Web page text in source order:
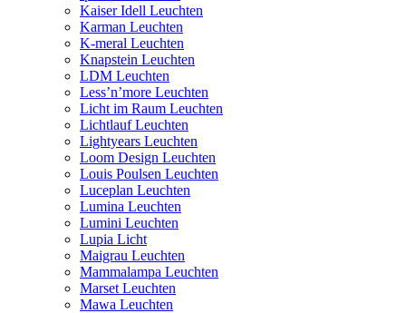
Kaiser Idell Leuchten
Karman Leuchten
K-meral Leuchten
Knapstein Leuchten
LDM Leuchten
Less’n’more Leuchten
Licht im Raum Leuchten
Lichtlauf Leuchten
Lightyears Leuchten
Loom Design Leuchten
Louis Poulsen Leuchten
Luceplan Leuchten
Lumina Leuchten
Lumini Leuchten
Lupia Licht
Maigrau Leuchten
Mammalampa Leuchten
Marset Leuchten
Mawa Leuchten